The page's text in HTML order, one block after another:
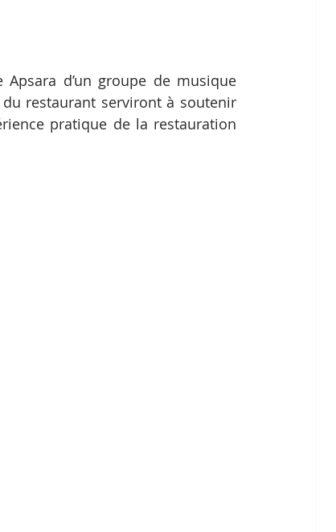
d’un groupe de musique
restaurant serviront à soutenir
pratique de la restauration